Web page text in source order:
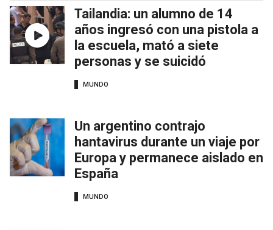
Tailandia: un alumno de 14
años ingresó con una pistola a
la escuela, mató a siete
personas y se suicidó
MUNDO
Un argentino contrajo
hantavirus durante un viaje por
Europa y permanece aislado en
España
MUNDO